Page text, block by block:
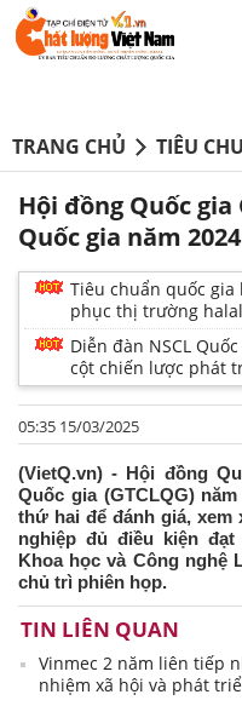
TRANG CHỦ TIÊU
Hội đồng Quốc
Quốc gia năm
Tiêu chuẩn quốc
phục thị trường halal
Diễn đàn NSCL
cột chiến lược phát
05:35 15/03/2025
(VietQ.vn) - Hội đồng
Quốc gia (GTCLQG)
thứ hai để đánh giá, xem
nghiệp đủ điều kiện
Khoa học và Công nghệ
chủ trì phiên họp.
TIN LIÊN QUAN
Vinmec 2 năm liên tiếp
nhiệm xã hội và phát